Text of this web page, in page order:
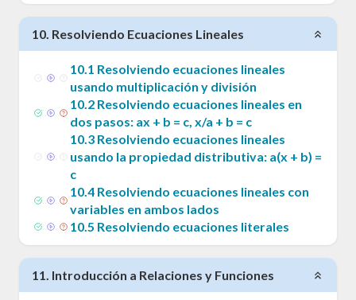
10. Resolviendo Ecuaciones Lineales
10.1 Resolviendo ecuaciones lineales
usando multiplicación y división
10.2 Resolviendo ecuaciones lineales en
dos pasos: ax + b = c, x/a + b = c
10.3 Resolviendo ecuaciones lineales
usando la propiedad distributiva: a(x + b) =
c
10.4 Resolviendo ecuaciones lineales con
variables en ambos lados
10.5 Resolviendo ecuaciones literales
11. Introducción a Relaciones y Funciones